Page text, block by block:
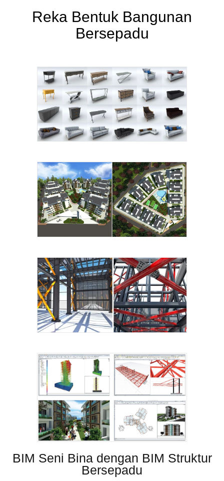
Reka Bentuk Bangunan
Bersepadu
BIM Seni Bina dengan BIM Struktur
Bersepadu